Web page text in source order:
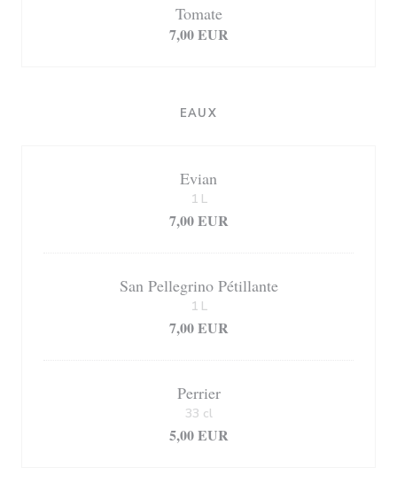
Tomate
7,00 EUR
EAUX
Evian
7,00 EUR
1 L
San Pellegrino Pétillante
7,00 EUR
1 L
Perrier
5,00 EUR
33 cl